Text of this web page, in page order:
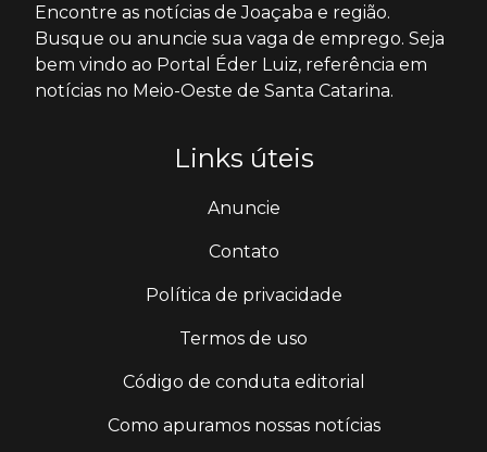
Encontre as notícias de Joaçaba e região.
Busque ou anuncie sua vaga de emprego. Seja
bem vindo ao Portal Éder Luiz, referência em
notícias no Meio-Oeste de Santa Catarina.
Links úteis
Anuncie
Contato
Política de privacidade
Termos de uso
Código de conduta editorial
Como apuramos nossas notícias